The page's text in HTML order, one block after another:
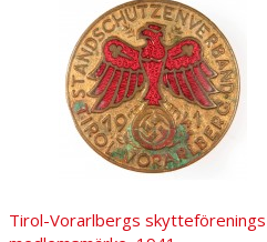
Tirol-Vorarlbergs skytteförenings